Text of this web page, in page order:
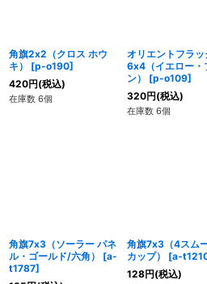
角旗2x2（クロス ホウ
キ）
[p-o190]
420円(税込)
在庫数 6個
オリエントフラッ
6x4（イエロー・
ン）
[p-o109]
320円(税込)
在庫数 6個
角旗7x3（ソーラー パネ
ル・ゴールド/六角）
[a-
t1787]
角旗7x3（4スム
カップ）
[a-
128円(税込)